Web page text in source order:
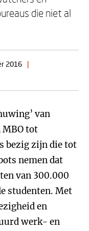
die niet al
2016
|
van
MBO tot
bezig zijn die tot
nemen dat
van 300.000
studenten. Met
en
werk- en